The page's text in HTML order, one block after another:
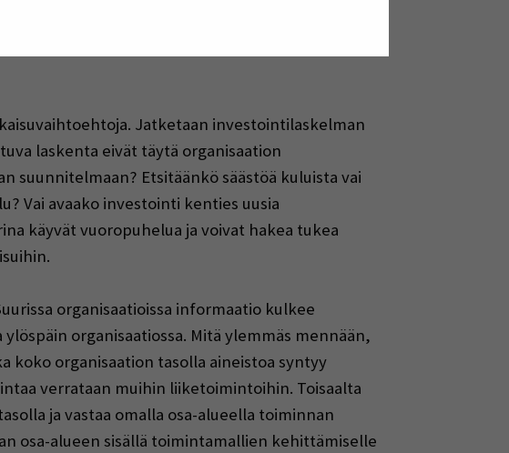
Jatketaan investointilaskelman
laskenta eivät täytä organisaation
suunnitelmaan? Etsitäänkö säästöä kuluista vai
Vai avaako investointi kenties uusia
käyvät vuoropuhelua ja voivat hakea tukea
organisaatioissa informaatio kulkee
organisaatiossa. Mitä ylemmäs mennään,
koko organisaation tasolla aineistoa syntyy
verrataan muihin liiketoimintoihin. Toisaalta
ja vastaa omalla osa-alueella toiminnan
osa-alueen sisällä toimintamallien kehittämiselle